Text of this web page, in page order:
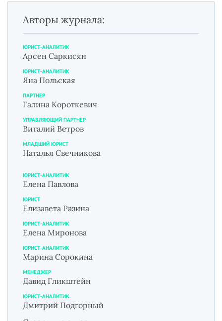
Авторы журнала:
ЮРИСТ-АНАЛИТИК
Арсен Саркисян
ЮРИСТ-АНАЛИТИК
Яна Польская
ПАРТНЕР
Галина Короткевич
УПРАВЛЯЮЩИЙ ПАРТНЕР
Виталий Ветров
МЛАДШИЙ ЮРИСТ
Наталья Свечникова
ЮРИСТ-АНАЛИТИК
Елена Павлова
ЮРИСТ
Елизавета Разина
ЮРИСТ-АНАЛИТИК
Елена Миронова
ЮРИСТ-АНАЛИТИК
Марина Сорокина
МЕНЕДЖЕР
Давид Гликштейн
ЮРИСТ-АНАЛИТИК.
Дмитрий Подгорный